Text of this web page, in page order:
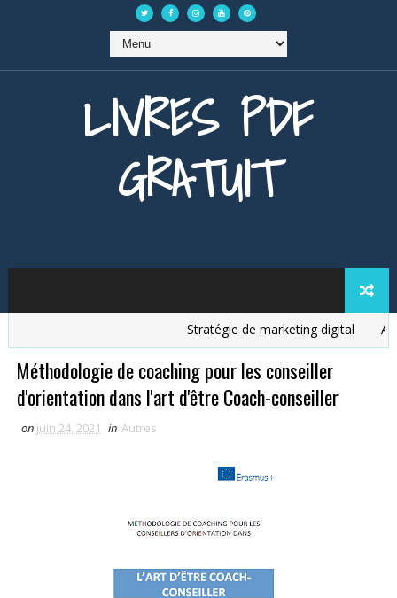
LIVRES PDF
GRATUIT
Stratégie de marketing digital
Méthodologie de coaching pour les conseiller
d'orientation dans l'art d'être Coach-conseiller
on juin 24, 2021 in Autres